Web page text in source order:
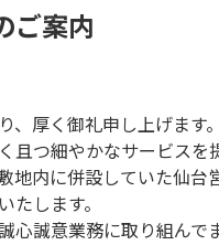
ご案内
厚く御礼申し上げます。
且つ細やかなサービス
地内に併設していた仙台
たします。
心誠意業務に取り組んで